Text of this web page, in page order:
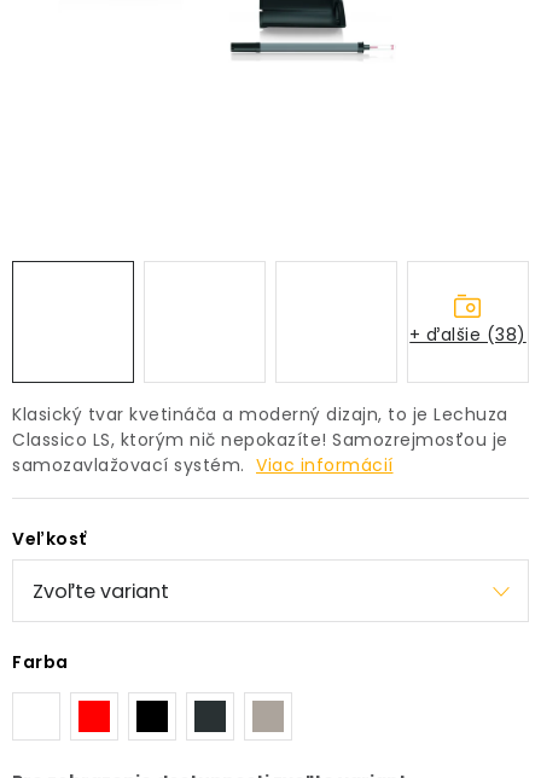
Obchodné podmienky
Podmienky ochrany osobných údajov
O nás
Kontakt / Právne údaje
Klasický tvar kvetináča a moderný dizajn, to je Lechuza
Classico LS, ktorým nič nepokazíte! Samozrejmosťou je
samozavlažovací systém. Viac informácií
Veľkosť
Farba
+ ďalšie (38)